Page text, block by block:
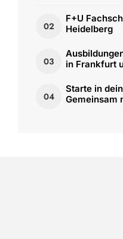
02
F+U
Heidelberg
03
in Frankfurt
04
Starte in
Gemeinsam